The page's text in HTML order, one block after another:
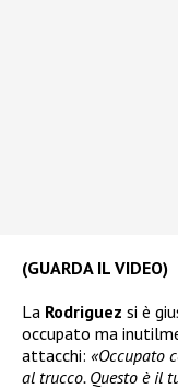
(GUARDA IL VIDEO)
La Rodriguez si è
occupato ma
attacchi: «Occupato
al trucco. Questo è il